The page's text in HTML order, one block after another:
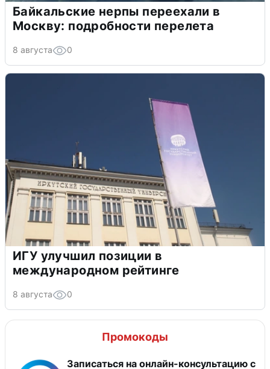
Байкальские нерпы переехали в
Москву: подробности перелета
8 августа 0
ИГУ улучшил позиции в
международном рейтинге
8 августа 0
Промокоды
Записаться на онлайн-консультацию с